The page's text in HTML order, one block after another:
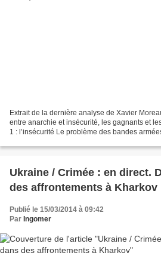
Extrait de la dernière analyse de Xavier
entre anarchie et insécurité, les gagnants et
1 : l’insécurité Le problème des bandes
Ukraine / Crimée : en direct.
des affrontements à Kharkov
Publié le 15/03/2014 à 09:42
Par Ingomer